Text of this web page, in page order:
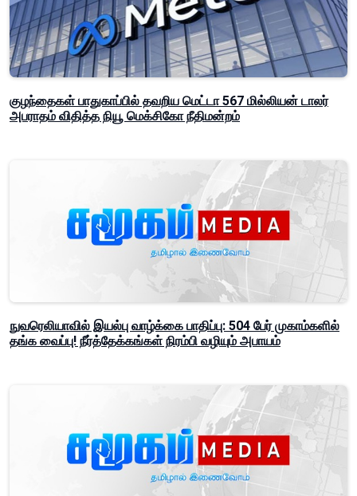
குழந்தைகள் பாதுகாப்பில் தவறிய மெட்டா 567 மில்லியன் டாலர்
அபராதம் விதித்த நியூ மெக்சிகோ நீதிமன்றம்
நுவரெலியாவில் இயல்பு வாழ்க்கை பாதிப்பு: 504 பேர் முகாம்களில்
தங்க வைப்பு! நீர்த்தேக்கங்கள் நிரம்பி வழியும் அபாயம்